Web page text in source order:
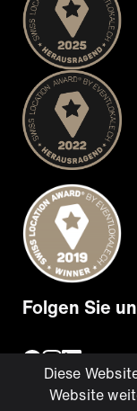
Folgen Sie
Diese
Website